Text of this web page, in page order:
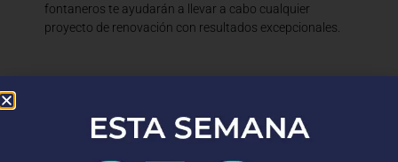
fontaneros te ayudarán a llevar a cabo cualquier
proyecto de renovación con resultados excepcionales.
En Fontaneros 24h Moneva, brindamos una completa gama de